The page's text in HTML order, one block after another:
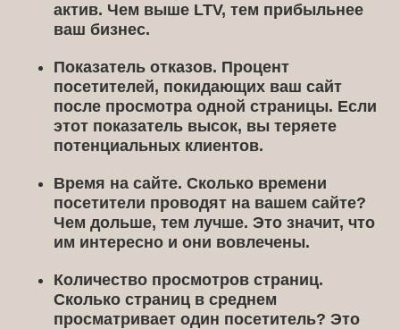
актив. Чем выше LTV, тем прибыльнее
ваш бизнес.
Показатель отказов. Процент
посетителей, покидающих ваш сайт
после просмотра одной страницы. Если
этот показатель высок, вы теряете
потенциальных клиентов.
Время на сайте. Сколько времени
посетители проводят на вашем сайте?
Чем дольше, тем лучше. Это значит, что
им интересно и они вовлечены.
Количество просмотров страниц.
Сколько страниц в среднем
просматривает один посетитель? Это